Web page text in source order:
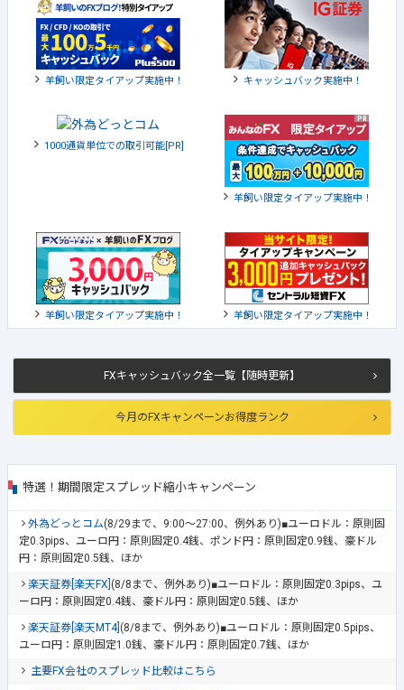
FXキャッシュバック全一覧【随時更新】
今月のFXキャンペーンお得度ランク
特選！期間限定スプレッド縮小キャンペーン
外為どっとコム(8/29まで、9:00～27:00、例外あり)■ユーロドル：原則固
定0.3pips、ユーロ円：原則固定0.4銭、ポンド円：原則固定0.9銭、豪ドル
円：原則固定0.5銭、ほか
楽天証券[楽天FX] (8/8まで、例外あり)■ユーロドル：原則固定0.3pips、ユ
ーロ円：原則固定0.4銭、豪ドル円：原則固定0.5銭、ほか
楽天証券[楽天MT4] (8/8まで、例外あり)■ユーロドル：原則固定0.5pips、
ユーロ円：原則固定1.0銭、豪ドル円：原則固定0.7銭、ほか
主要FX会社のスプレッド比較はこちら
羊飼い限定タイアップ実施中！ キャッシュバック実施中！
1000通貨単位での取引可能[PR]
羊飼い限定タイアップ実施中！
羊飼い限定タイアップ実施中！ 羊飼い限定タイアップ実施中！